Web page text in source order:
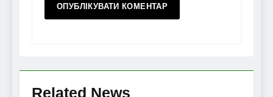
Related News